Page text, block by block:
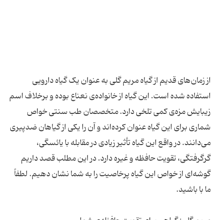
از زمان‌های قدیم از گیاه مریم گلی به عنوان یک گیاه دارویی
استفاده شده است. این گیاه از خانواده‌ی نعناع بوده و برخلاف اسم
زیبایش مزه‌ی کمی تلخی دارد. متخصصان طب سنتی خواص
شماری برای این گیاه عنوان کرده‌اند و آن را یکی از گیاهان ضدپیری
می‌دانند. در واقع این گیاه تأثیر زیادی در مقابله با یائسگی،
گرگرفتگی، تقویت حافظه و غیره دارد. در این مطلب قصد داریم
گوشه‌ای از خواص این گیاه پرخاصیت را به شما نشان دهیم. لطفاً